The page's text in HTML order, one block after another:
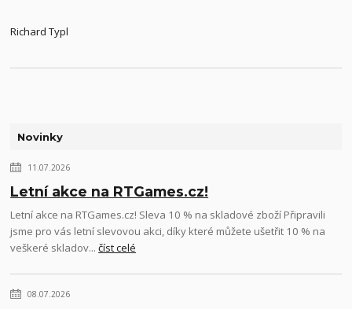
Novinky
11.07.2026
Letní akce na RTGames.cz!
Letní akce na RTGames.cz! Sleva 10 % na skladové zboží Připravili
jsme pro vás letní slevovou akci, díky které můžete ušetřit 10 % na
veškeré skladov...číst celé
08.07.2026
Richard Typl